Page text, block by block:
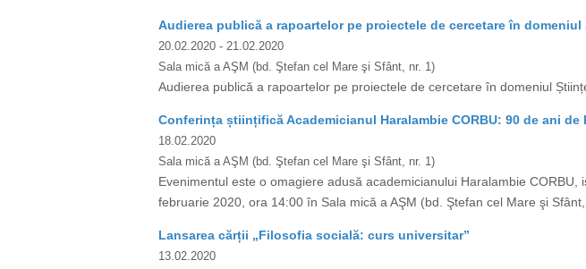
Audierea publică a rapoartelor pe proiectele de cercetare în
20.02.2020 - 21.02.2020
Sala mică a AŞM (bd. Ştefan cel Mare şi Sfânt, nr. 1)
Audierea publică a rapoartelor pe proiectele de cercetare în domeniul
Conferința științifică Academicianul Haralambie CORBU: 90 de ani de
18.02.2020
Sala mică a AŞM (bd. Ştefan cel Mare şi Sfânt, nr. 1)
Evenimentul este o omagiere adusă academicianului Haralambie
februarie 2020, ora 14:00 în Sala mică a AŞM (bd. Ştefan cel Mare şi Sfânt,
Lansarea cărții „Filosofia socială: curs universitar”
13.02.2020